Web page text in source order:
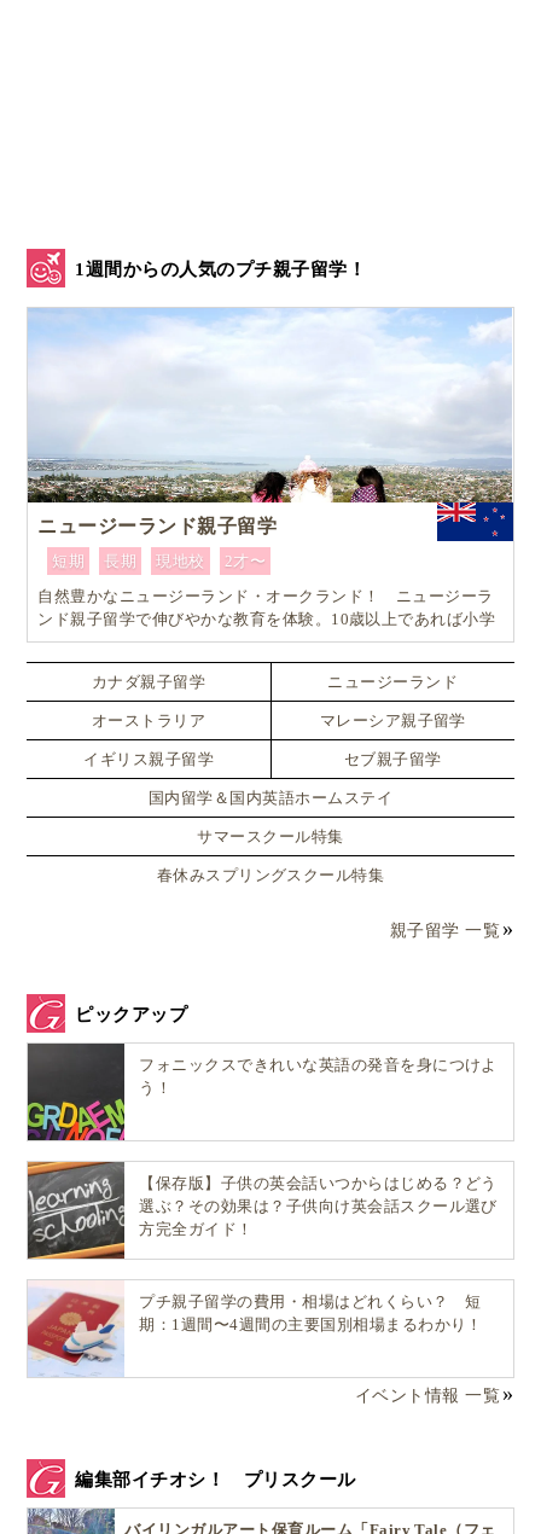
英語が苦手な子でも歌えるように、きらきら星など、
音楽は日本語の歌としてもそのまま馴染みのシンプル
なものを使用しながらも簡単な英語で歌詞が作られて
います。
英語絵本の朗読ストリーミングアルバムや
1週間からの人気のプチ親子留学！
ニュージーランド親子留学
短期 長期 現地校
2才〜
自然豊かなニュージーランド・オークランド！ ニュージーラ
ンド親子留学で伸びやかな教育を体験。10歳以上であれば小学
生でも単身留学可能なスペシャルプラン！！
カナダ親子留学 ニュージーランド
オーストラリア マレーシア親子留学
イギリス親子留学 セブ親子留学
国内留学＆国内英語ホームステイ
サマースクール特集
春休みスプリングスクール特集
親子留学 一覧
ピックアップ
フォニックスできれいな英語の発音を身につけよ
う！
【保存版】子供の英会話いつからはじめる？どう
選ぶ？その効果は？子供向け英会話スクール選び
方完全ガイド！
プチ親子留学の費用・相場はどれくらい？ 短
期：1週間〜4週間の主要国別相場まるわかり！
イベント情報 一覧
編集部イチオシ！ プリスクール
バイリンガルアート保育ルーム「Fairy Tale（フェ